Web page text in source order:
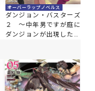
オーバーラップノベルス
ダンジョン・バスターズ
２ ～中年男ですが庭に
ダンジョンが出現したの